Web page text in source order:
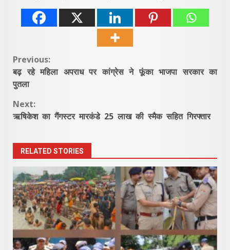
Continue
Reading
Previous:
बढ़ रहे महिला अपराध पर कांग्रेस ने फूंका भाजपा सरकार का
पुतला
Next:
ऋषिकेश का गैंगस्टर मारकंडे 25 लाख की स्मैक सहित गिरफ्तार
RELATED STORIES